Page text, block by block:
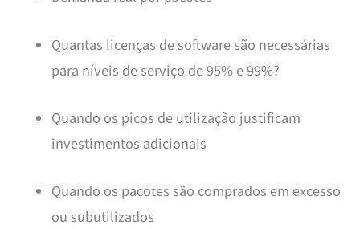
Quantas licenças de software são necessárias
para níveis de serviço de 95% e 99%?
Quando os picos de utilização justificam
investimentos adicionais
Quando os pacotes são comprados em excesso
ou subutilizados